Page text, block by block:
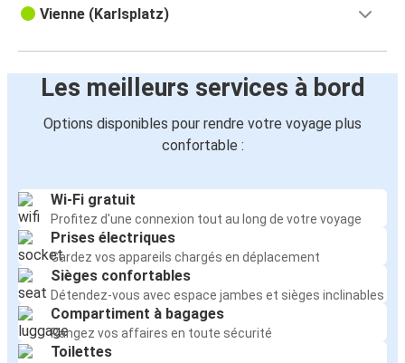
Vienne (Karlsplatz)
Les meilleurs services à bord
Options disponibles pour rendre votre voyage plus
confortable :
Wi-Fi gratuit
Profitez d'une connexion tout au long de votre voyage
Prises électriques
Gardez vos appareils chargés en déplacement
Sièges confortables
Détendez-vous avec espace jambes et sièges inclinables
Compartiment à bagages
Rangez vos affaires en toute sécurité
Toilettes